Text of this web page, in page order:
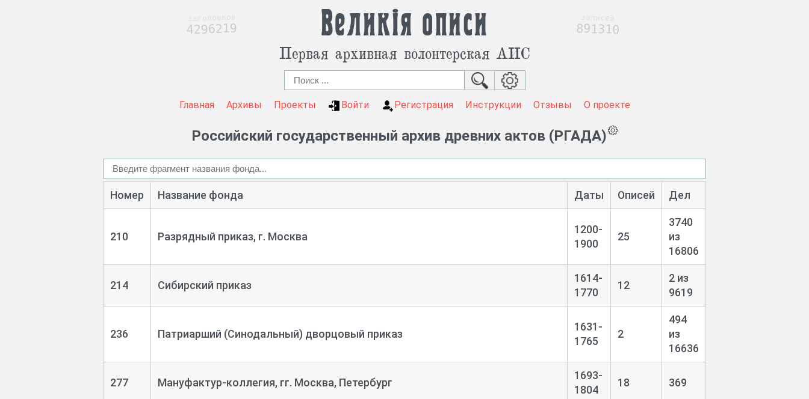
Великія описи
Первая архивная волонтерская АИС
Главная Архивы Проекты Войти Регистрация Инструкции Отзывы О проекте
Российский государственный архив древних актов (РГАДА)
Номер Название фонда Даты Описей Дел
210 Разрядный приказ, г. Москва
1200-
1900
25
3740
из
16806
214 Сибирский приказ
1614-
1770
12
2 из
9619
236 Патриарший (Синодальный) дворцовый приказ
1631-
1765
2
494
из
16636
277 Мануфактур-коллегия, гг. Москва, Петербург
1693-
1804
18 369
4296219 891310